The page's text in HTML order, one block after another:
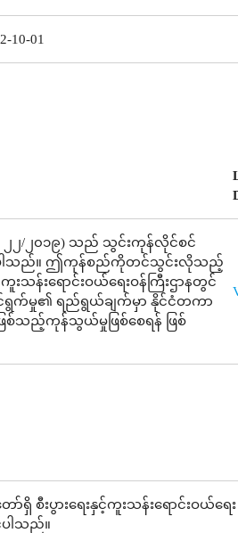
10-01
၂၂/၂၀၁၉) သည် သွင်းကုန်လိုင်စင်
ားပါသည်။ ဤကုန်စည်ကိုတင်သွင်းလိုသည့်
န်းရောင်းဝယ်ရေးဝန်ကြီးဌာနတွင်
ရွက်မှု၏ ရည်ရွယ်ချက်မှာ နိုင်ငံတကာ
သည့်ကုန်သွယ်မှုဖြစ်စေရန် ဖြစ်
စီးပွားရေးနှင့်ကူးသန်းရောင်းဝယ်ရေ
ပါသည်။